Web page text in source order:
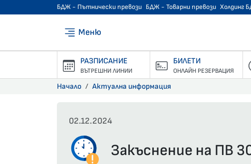
БДЖ - Пътнически превози БДЖ - Товарни превози Холдинг
Меню
РАЗПИСАНИЕ
ВЪТРЕШНИ ЛИНИИ
БИЛЕТИ
ОНЛАЙН РЕЗЕРВАЦИЯ
Начало Актуална информация
02.12.2024
Закъснение на ПВ